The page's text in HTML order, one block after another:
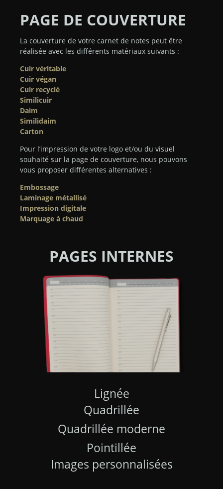
PAGE DE COUVERTURE
La couverture de votre carnet de notes peut être
réalisée avec les différents matériaux suivants :
Cuir véritable
Cuir végan
Cuir recyclé
Similicuir
Daim
Similidaim
Carton
Pour l’impression de votre logo et/ou du visuel
souhaité sur la page de couverture, nous pouvons
vous proposer différentes alternatives :
Embossage
Laminage métallisé
Impression digitale
Marquage à chaud
PAGES INTERNES
Lignée
Quadrillée
Quadrillée moderne
Pointillée
Images personnalisées